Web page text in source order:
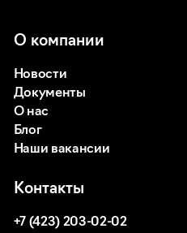
О компании
Новости
Документы
О нас
Блог
Наши вакансии
Контакты
+7 (423) 203-02-02